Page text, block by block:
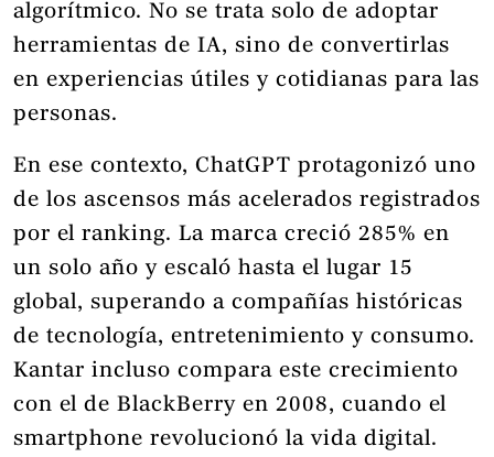
algorítmico. No se trata solo de adoptar
herramientas de IA, sino de convertirlas
en experiencias útiles y cotidianas para las
personas.
En ese contexto, ChatGPT protagonizó uno
de los ascensos más acelerados registrados
por el ranking. La marca creció 285% en
un solo año y escaló hasta el lugar 15
global, superando a compañías históricas
de tecnología, entretenimiento y consumo.
Kantar incluso compara este crecimiento
con el de BlackBerry en 2008, cuando el
smartphone revolucionó la vida digital.